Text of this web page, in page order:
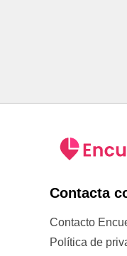
Contacta
Contacto
Política de